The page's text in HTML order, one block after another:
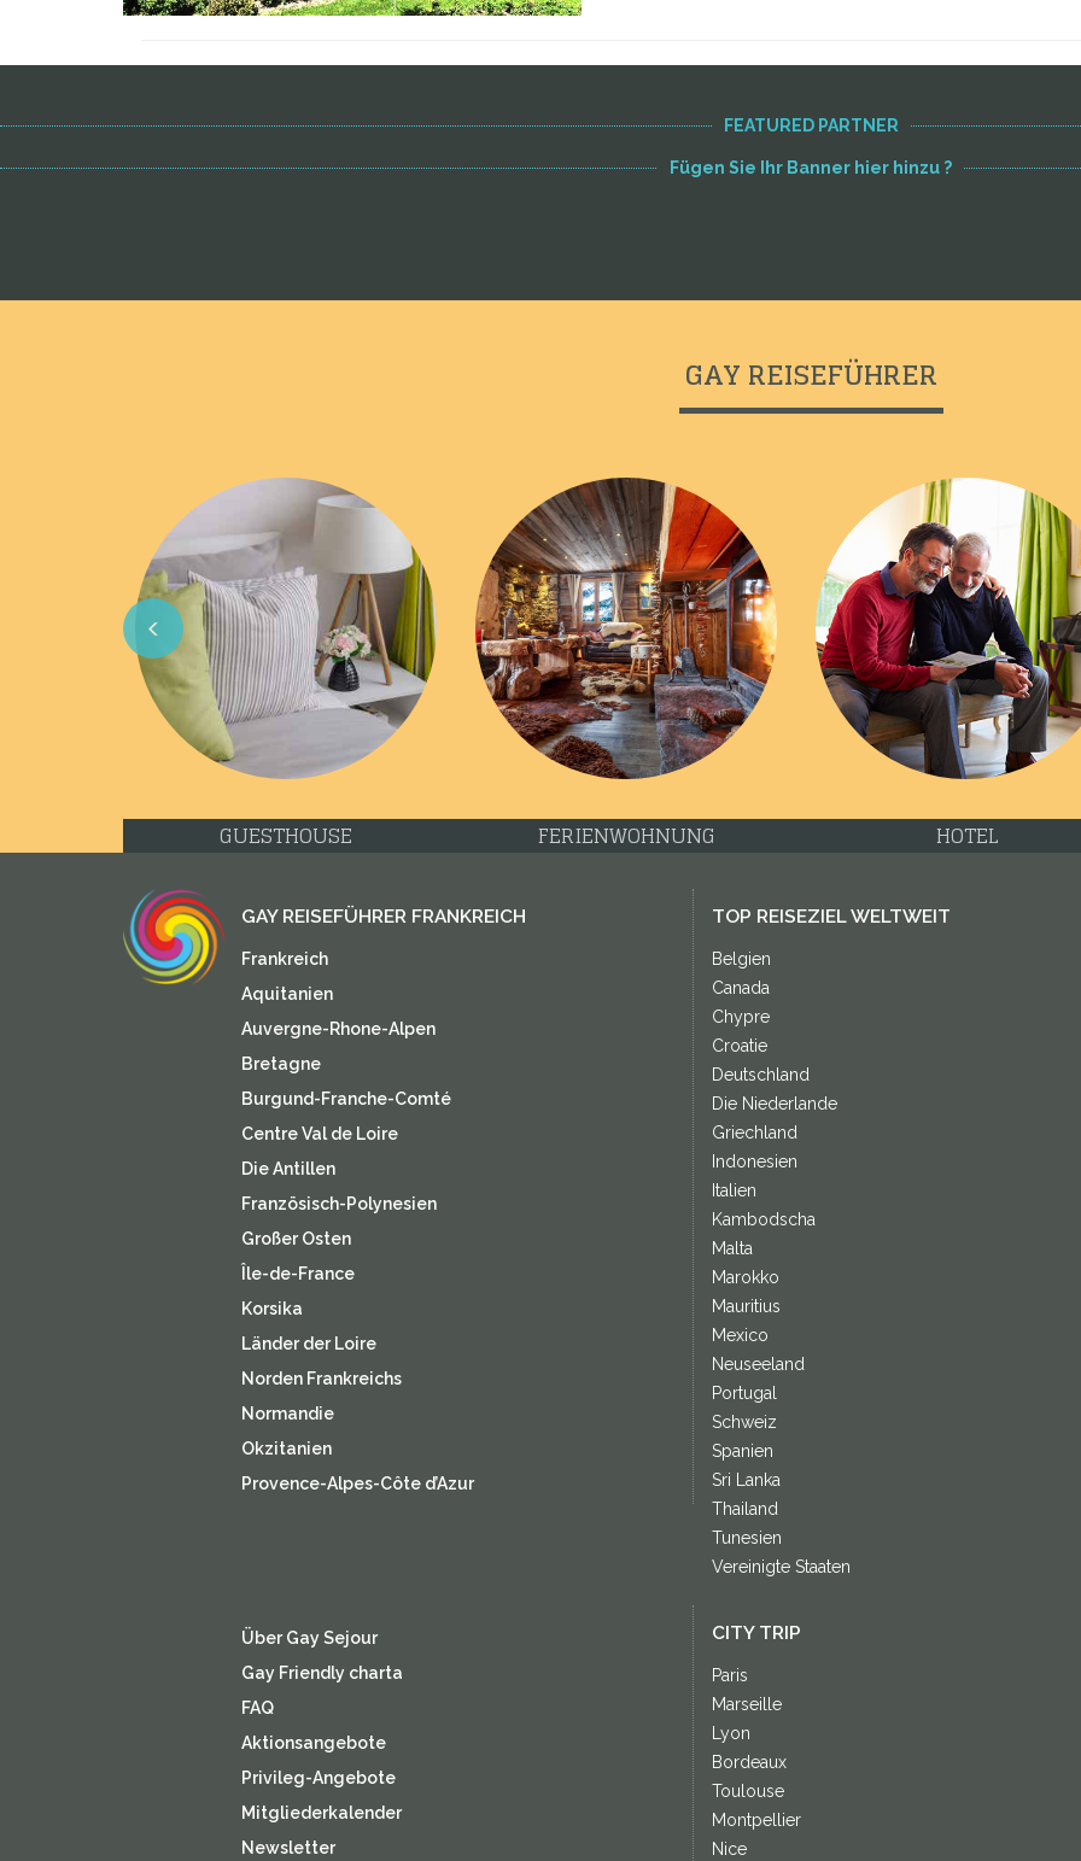
FEATURED PARTNER
Fügen Sie Ihr Banner hier hinzu ?
GAY REISEFÜHRER
Previous
GUESTHOUSE FERIENWOHNUNG HOTEL
GAY REISEFÜHRER FRANKREICH
Frankreich
Aquitanien
Auvergne-Rhone-Alpen
Bretagne
Burgund-Franche-Comté
Centre Val de Loire
Die Antillen
Französisch-Polynesien
Großer Osten
Île-de-France
Korsika
Länder der Loire
Norden Frankreichs
Normandie
Okzitanien
Provence-Alpes-Côte d’Azur
TOP REISEZIEL WELTWEIT
Belgien
Canada
Chypre
Croatie
Deutschland
Die Niederlande
Griechland
Indonesien
Italien
Kambodscha
Malta
Marokko
Mauritius
Mexico
Neuseeland
Portugal
Schweiz
Spanien
Sri Lanka
Thailand
Tunesien
Vereinigte Staaten
Über Gay Sejour
Gay Friendly charta
FAQ
Aktionsangebote
Privileg-Angebote
Mitgliederkalender
Newsletter
CITY TRIP
Paris
Marseille
Lyon
Bordeaux
Toulouse
Montpellier
Nice